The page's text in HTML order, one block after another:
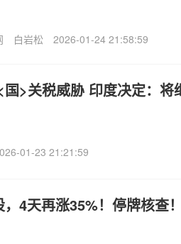
白岩松 2026-01-24 21:58:59
国>关税威胁 印度决定：将
01-23 21:21:59
，4天再涨35%！停牌核查